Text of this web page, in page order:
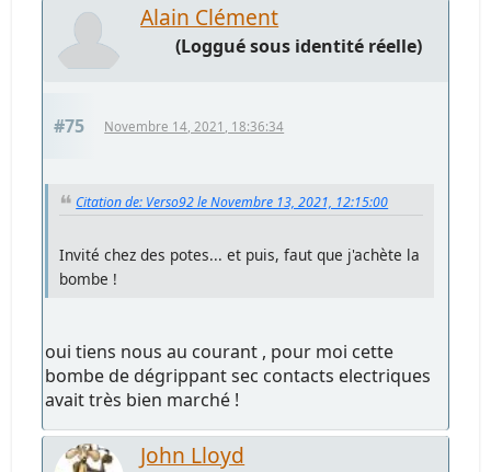
Alain Clément
(Loggué sous identité réelle)
#75 Novembre 14, 2021, 18:36:34
Citation de: Verso92 le Novembre 13, 2021, 12:15:00
Invité chez des potes... et puis, faut que j'achète la
bombe !
oui tiens nous au courant , pour moi cette
bombe de dégrippant sec contacts electriques
avait très bien marché !
John Lloyd